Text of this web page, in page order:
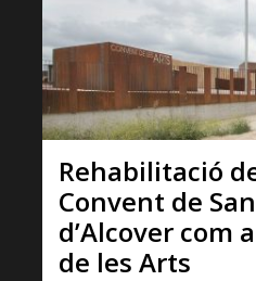
Rehabilitació
Convent de
d’Alcover com
de les Arts